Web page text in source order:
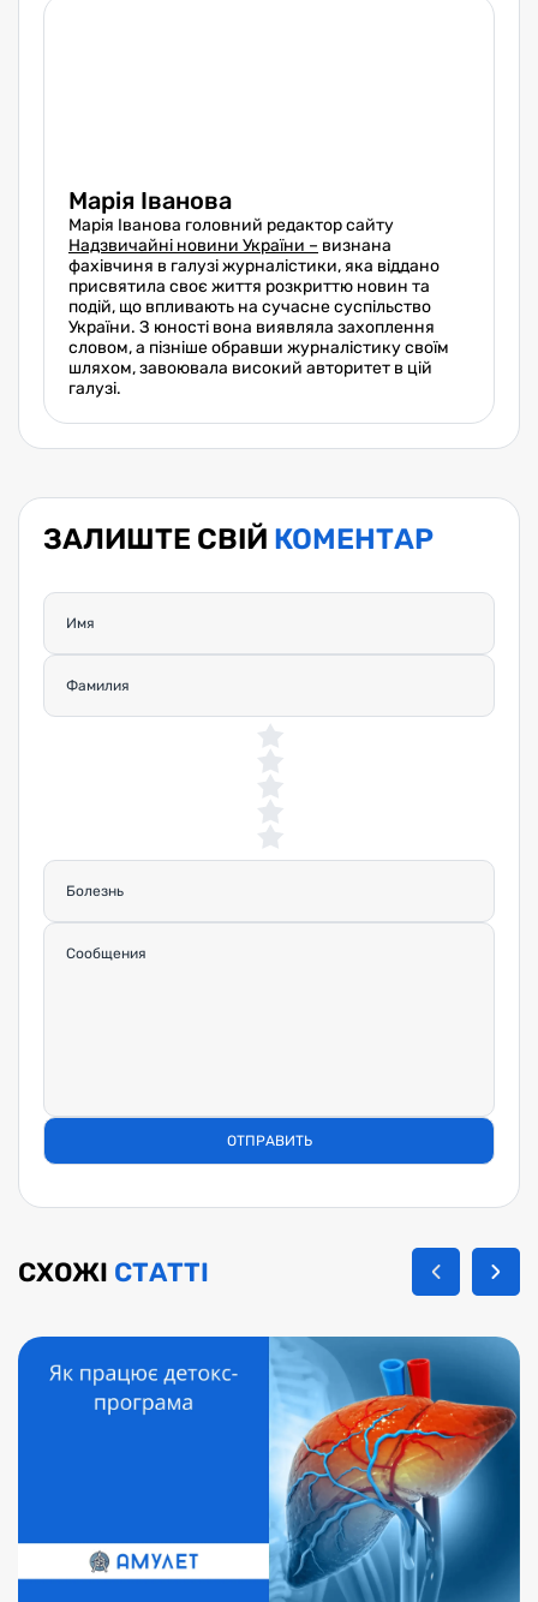
Марія Іванова
Марія Іванова головний редактор сайту
Надзвичайні новини України – визнана
фахівчиня в галузі журналістики, яка віддано
присвятила своє життя розкриттю новин та
подій, що впливають на сучасне суспільство
України. З юності вона виявляла захоплення
словом, а пізніше обравши журналістику своїм
шляхом, завоювала високий авторитет в цій
галузі.
ЗАЛИШТЕ СВІЙ КОМЕНТАР
СХОЖІ СТАТТІ